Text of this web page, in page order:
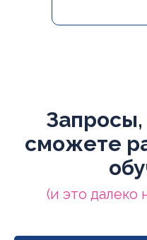
сможете
(и это далеко